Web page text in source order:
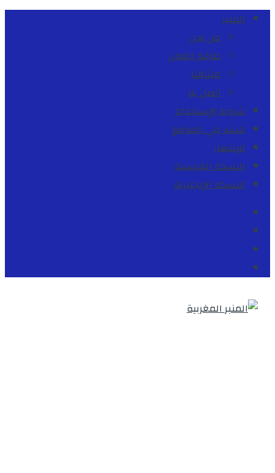
المنبر
من نحن
طاقم العمل
ميثاقنا
اتصل بنا
شروط الإستخدام
للنشر في الموقع
للإشهار
النسخة الفرنسية
النسخة الإنجليزية